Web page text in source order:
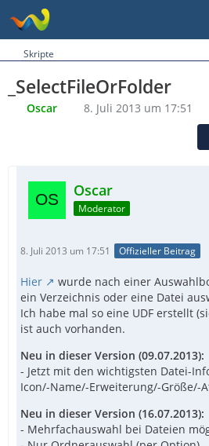
Skripte
_SelectFileOrFolder
Oscar 8. Juli 2013 um 17:51
Oscar
Moderator
8. Juli 2013 um 17:51 Offizieller Beitrag
Hier
wurde nach einer
ein Verzeichnis oder eine Datei
Ich habe mal so eine UDF erstellt
ist auch vorhanden.
Neu in dieser Version (09.07.2013):
- Jetzt mit den wichtigsten Datei-
Icon/-Name/-Erweiterung/-Größe/-
Neu in dieser Version (16.07.2013):
- Mehrfachauswahl bei Dateien